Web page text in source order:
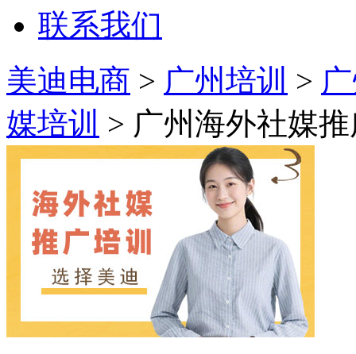
联系我们
美迪电商 > 广州培训 >
媒培训 > 广州海外社媒